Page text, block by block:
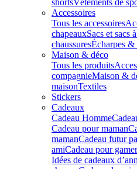
shortsVêtements de
Accessoires
Tous les accessoires
chapeauxSacs et sacs
chaussuresÉcharpes &
Maison & déco
Tous les produits
compagnieMaison &
maisonTextiles
Stickers
Cadeaux
Cadeau Homme
Cadeau pour maman
mamanCadeau futur
amiCadeau pour gamer
Idées de cadeaux